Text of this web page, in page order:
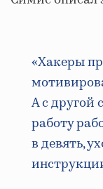
«Хакеры
А с другой
работу
в девять,